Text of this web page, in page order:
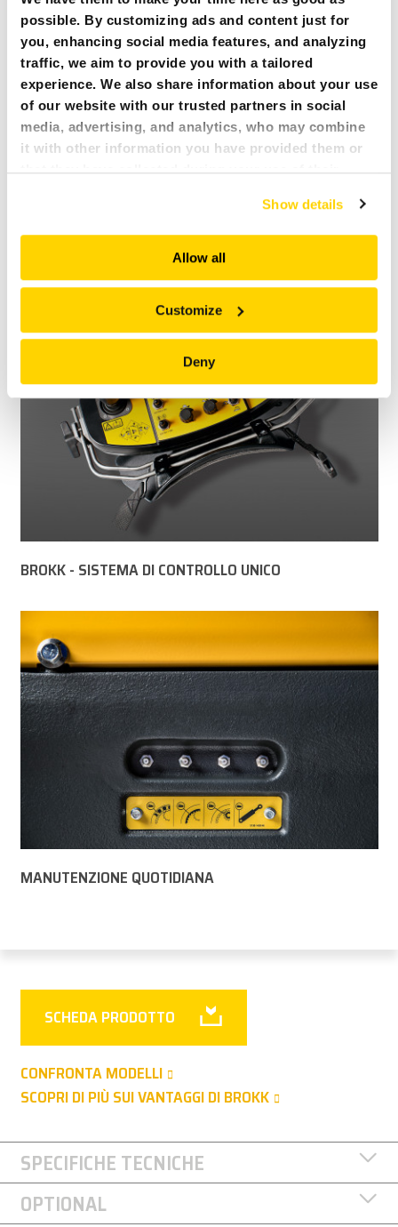
possible. By customizing ads and content just for
you, enhancing social media features, and analyzing
traffic, we aim to provide you with a tailored
experience. We also share information about your use
of our website with our trusted partners in social
media, advertising, and analytics, who may combine
it with other information you have provided them or
that they have collected during your use of their
and serve you content that truly matters. Join us and
explore more!
Show details
Allow all
Customize
Deny
CONTENITORE DI GRANDE DIMENSIONI PER GRASSO
BROKK - SISTEMA DI CONTROLLO UNICO
MANUTENZIONE QUOTIDIANA
SCHEDA PRODOTTO
CONFRONTA MODELLI
SCOPRI DI PIÙ SUI VANTAGGI DI BROKK
SPECIFICHE TECNICHE
OPTIONAL